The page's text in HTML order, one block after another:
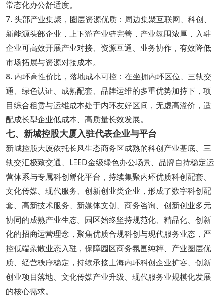
常态化办公舒适度。
7. 头部产业集聚，圈层资源优质：周边集聚互联网、科创、
新能源头部企业，上下游产业链完善，产业氛围浓厚，入驻
企业可高效开展产业对接、资源互通、业务协作，有效降低
市场拓展与资源对接成本。
8. 内环高性价比，落地成本可控：在坐拥内环区位、三轨交
通、绿色认证、成熟配套、品牌运维的多重优势加持下，项
目综合租赁与运维成本处于内环友好区间，无虚高溢价，适
配成长型企业低成本、高质量长效发展。
七、新城控股大厦入驻代表企业与平台
新城控股大厦依托长风生态商务区成熟的科创产业基底、三
轨交汇极致交通、LEED金级绿色办公场景、品牌自持稳定运
营体系与专属科创孵化平台，持续集聚内环优质科创配套、
文化传媒、现代服务、创新创业类企业，形成了数字科创配
套、高新技术服务、新媒体文创、商务咨询、创新创业多元
协同的成熟产业生态。园区始终坚持规范化、精品化、创新
化的招商运营理念，聚焦优质合规科创与现代服务业态，严
控低端杂散业态入驻，保障园区商务氛围纯粹、产业圈层优
质、经营秩序稳定，持续承接上海内环科创企业扩容、创新
创业项目落地、文化传媒产业升级、现代服务业规模化发展
的核心需求。